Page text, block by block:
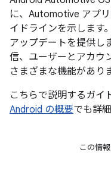
に、Automotive アプ
イドラインを示します
アップデートを提供し
信、ユーザーとアカウ
さまざまな機能がありま
こちらで説明するガイ
Android の概要でも詳
この情